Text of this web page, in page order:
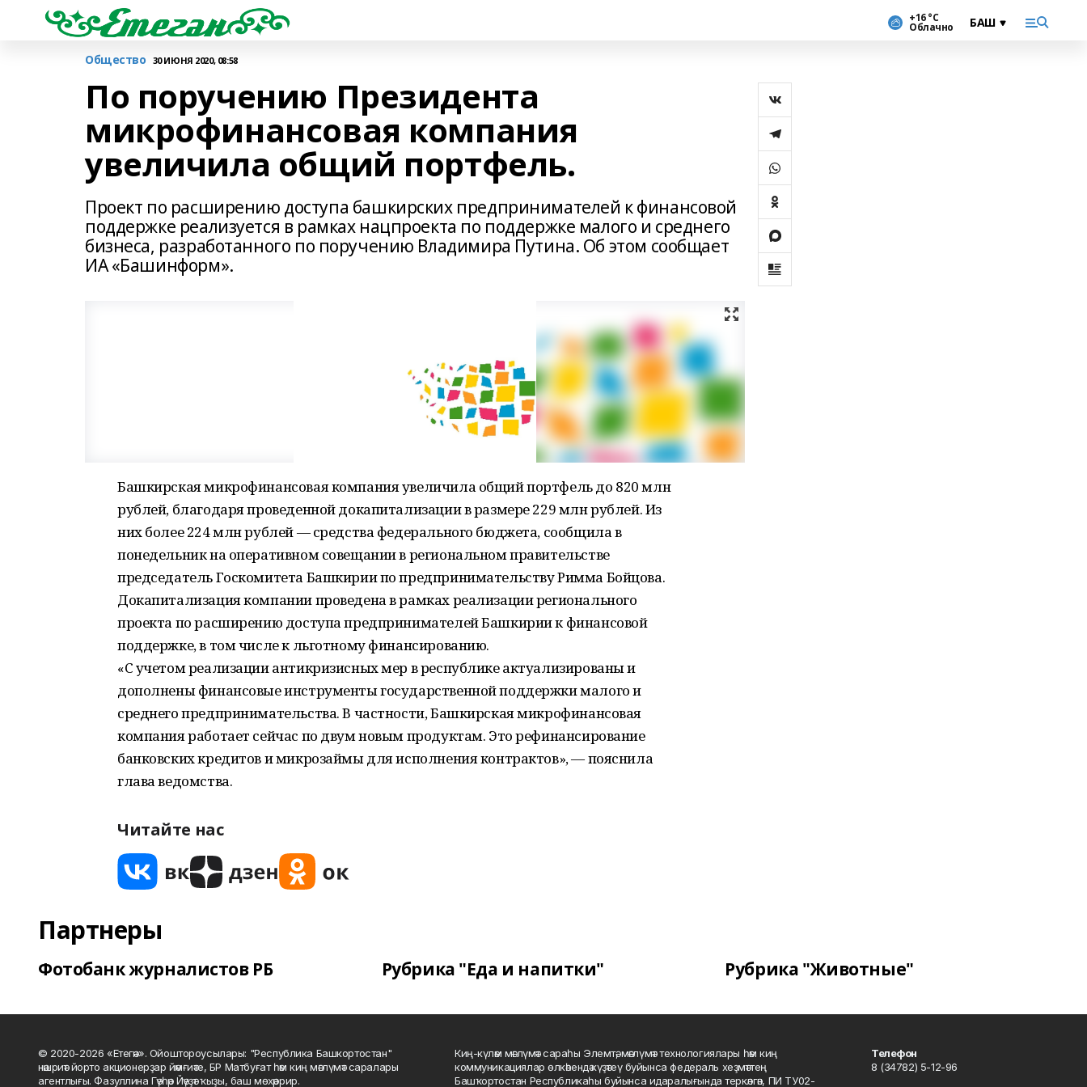
+16 °С
Облачно
Общество 30 ИЮНЯ 2020, 08:58
По поручению Президента
микрофинансовая компания
увеличила общий портфель.
Проект по расширению доступа башкирских предпринимателей к финансовой
поддержке реализуется в рамках нацпроекта по поддержке малого и среднего
бизнеса, разработанного по поручению Владимира Путина. Об этом сообщает
ИА «Башинформ».
Башкирская микрофинансовая компания увеличила общий портфель до 820 млн
рублей, благодаря проведенной докапитализации в размере 229 млн рублей. Из
них более 224 млн рублей — средства федерального бюджета, сообщила в
понедельник на оперативном совещании в региональном правительстве
председатель Госкомитета Башкирии по предпринимательству Римма Бойцова.
Докапитализация компании проведена в рамках реализации регионального
проекта по расширению доступа предпринимателей Башкирии к финансовой
поддержке, в том числе к льготному финансированию.
«С учетом реализации антикризисных мер в республике актуализированы и
дополнены финансовые инструменты государственной поддержки малого и
среднего предпринимательства. В частности, Башкирская микрофинансовая
компания работает сейчас по двум новым продуктам. Это рефинансирование
банковских кредитов и микрозаймы для исполнения контрактов», — пояснила
глава ведомства.
Читайте нас
Партнеры
Фотобанк журналистов РБ Рубрика "Еда и напитки" Рубрика "Животные"
© 2020-2026 «Етегән». Ойоштороусылары: "Республика Башкортостан"
нәшриәт йорто акционерҙар йәмғиәте, БР Матбуғат һәм киң мәғлүмәт саралары
агентлығы. Фазуллина Гәүһәр Йәүҙәт ҡыҙы, баш мөхәррир.
Киң-күләм мәғлүмәт сараһы Элемтә, мәғлүмәт технологиялары һәм киң
коммуникациялар өлкәһендә күҙәтеү буйынса федераль хеҙмәттең
Башҡортостан Республикаһы буйынса идаралығында теркәлгән, ПИ ТУ02-
Телефон
8 (34782) 5-12-96